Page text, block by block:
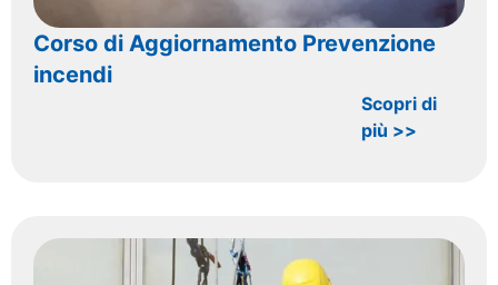
Corso di Aggiornamento Prevenzione
incendi
Scopri di
più >>